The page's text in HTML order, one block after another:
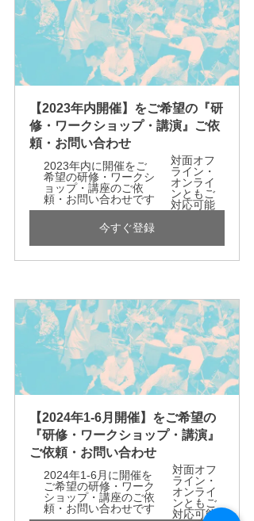
【2023年内開催】をご希望の『研
修・ワークショップ・講演』ご依
頼・お問い合わせ
2023年内に開催をご
希望の研修・ワークシ
ョップ・講座のご依
頼・お問い合わせです
対面オフ
ライン・
オンライ
ンともご
対応可能
今すぐ登録
【2024年1-6月開催】をご希望の
『研修・ワークショップ・講演』
ご依頼・お問い合わせ
2024年1-6月に開催を
ご希望の研修・ワーク
ショップ・講座のご依
頼・お問い合わせです
対面オフ
ライン・
オンライ
ンともご
対応可能